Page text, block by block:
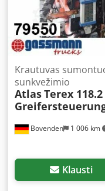
Bovenden 1 006 km
Krautuvas
sunkvežimio
AtlasTerex
Klausti